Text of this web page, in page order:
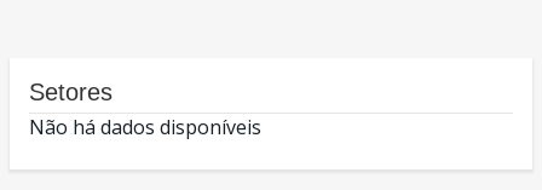
Setores
Não há dados disponíveis